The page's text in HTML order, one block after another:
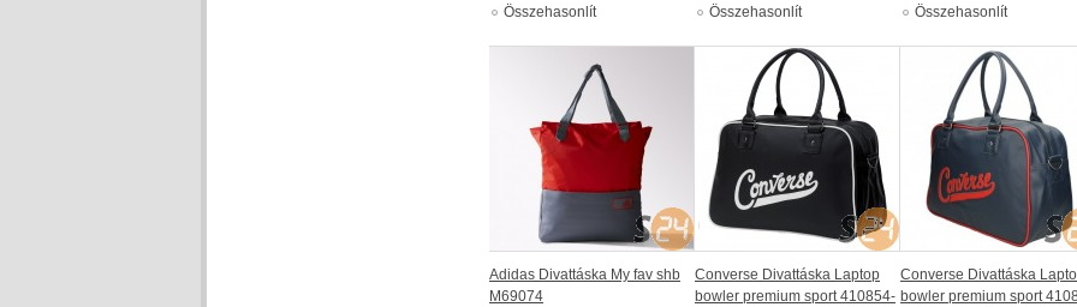
Összehasonlít
Összehasonlít
Összehasonlít
Adidas Divattáska My fav shb
M69074
Converse Divattáska Laptop
bowler premium sport 410854-
Converse Divattáska
bowler premium sport